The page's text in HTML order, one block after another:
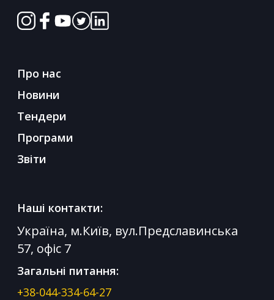
Про нас
Новини
Тендери
Програми
Звіти
Наші контакти:
Україна, м.Київ, вул.Предславинська
57, офіс 7
Загальні питання:
+38-044-334-64-27